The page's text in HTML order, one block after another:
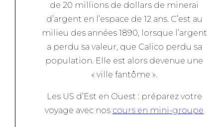
de 20 millions de dollars de minerai
d’argent en l’espace de 12 ans. C’est au
milieu des années 1890, lorsque l’argent
a perdu sa valeur, que Calico perdu sa
population. Elle est alors devenue une
« ville fantôme ».
Les US d’Est en Ouest : préparez votre
voyage avec nos cours en mini-groupe